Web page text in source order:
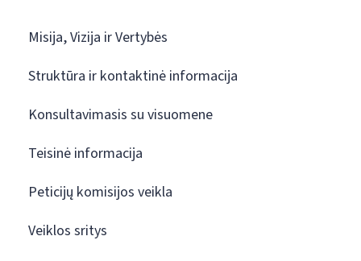
Misija, Vizija ir Vertybės
Struktūra ir kontaktinė informacija
Konsultavimasis su visuomene
Teisinė informacija
Peticijų komisijos veikla
Veiklos sritys